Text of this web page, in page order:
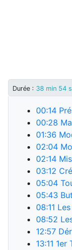
Durée : 38 min 54
00:14
00:28
01:36
02:04
02:14
03:12
05:04
05:43
08:11
08:52
12:57
13:11 1er